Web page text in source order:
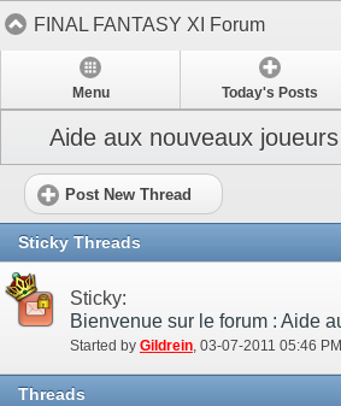
FINAL FANTASY XI Forum
Menu Today's Posts
Aide aux nouveaux joueurs
Post New Thread
Sticky Threads
Sticky:
Started by Gildrein‎, 03-07-2011 05:46 PM
Threads